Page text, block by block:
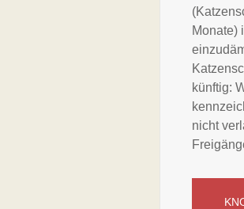
Monate)
künftig:
nicht